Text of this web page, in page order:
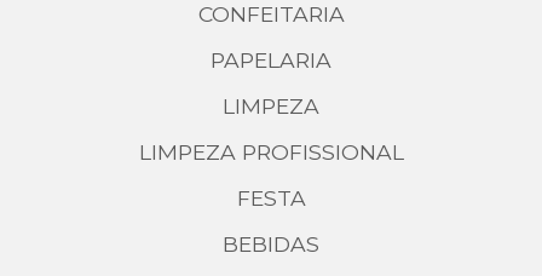
CONFEITARIA
PAPELARIA
LIMPEZA
LIMPEZA PROFISSIONAL
FESTA
BEBIDAS